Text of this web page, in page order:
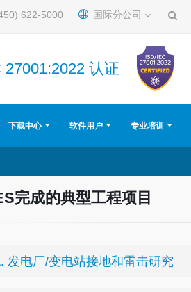
622-5000 国际分公司
认证
下载中心 软件用户 专业培训
完成的典型工程项目
发电厂/变电站接地和雷击研究